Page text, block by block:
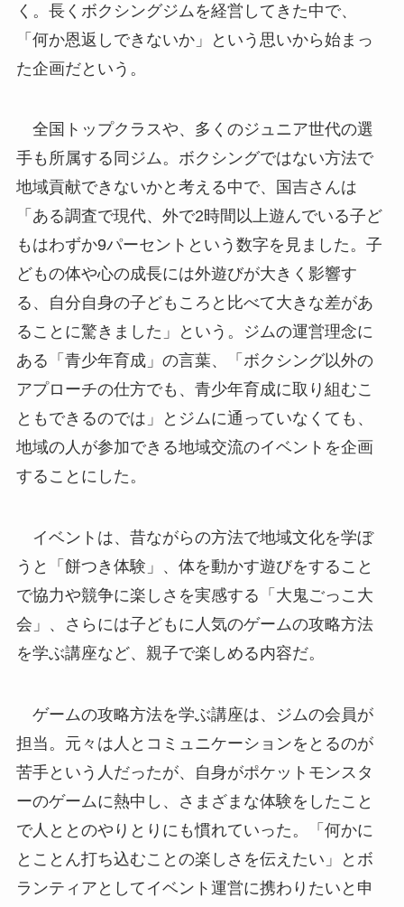
く。長くボクシングジムを経営してきた中で、
「何か恩返しできないか」という思いから始まっ
た企画だという。
全国トップクラスや、多くのジュニア世代の選
手も所属する同ジム。ボクシングではない方法で
地域貢献できないかと考える中で、国吉さんは
「ある調査で現代、外で2時間以上遊んでいる子ど
もはわずか9パーセントという数字を見ました。子
どもの体や心の成長には外遊びが大きく影響す
る、自分自身の子どもころと比べて大きな差があ
ることに驚きました」という。ジムの運営理念に
ある「青少年育成」の言葉、「ボクシング以外の
アプローチの仕方でも、青少年育成に取り組むこ
ともできるのでは」とジムに通っていなくても、
地域の人が参加できる地域交流のイベントを企画
することにした。
イベントは、昔ながらの方法で地域文化を学ぼ
うと「餅つき体験」、体を動かす遊びをすること
で協力や競争に楽しさを実感する「大鬼ごっこ大
会」、さらには子どもに人気のゲームの攻略方法
を学ぶ講座など、親子で楽しめる内容だ。
ゲームの攻略方法を学ぶ講座は、ジムの会員が
担当。元々は人とコミュニケーションをとるのが
苦手という人だったが、自身がポケットモンスタ
ーのゲームに熱中し、さまざまな体験をしたこと
で人ととのやりとりにも慣れていった。「何かに
とことん打ち込むことの楽しさを伝えたい」とボ
ランティアとしてイベント運営に携わりたいと申